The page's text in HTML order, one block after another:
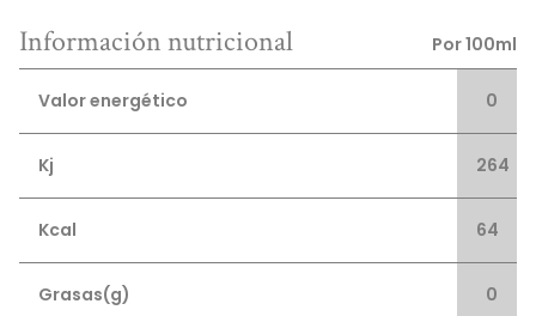
Información nutricional Por 100ml
Valor energético 0
Kj 264
Kcal 64
Grasas(g) 0